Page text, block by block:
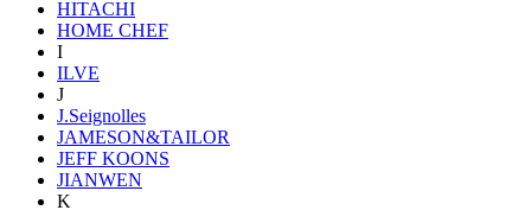
HITACHI
HOME CHEF
I
ILVE
J
J.Seignolles
JAMESON&TAILOR
JEFF KOONS
JIANWEN
K